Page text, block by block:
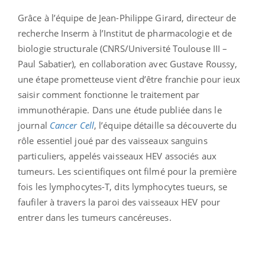
Grâce à l’équipe de Jean-Philippe Girard, directeur de
recherche Inserm à l’Institut de pharmacologie et de
biologie structurale (CNRS/Université Toulouse III –
Paul Sabatier), en collaboration avec Gustave Roussy,
une étape prometteuse vient d’être franchie pour ieux
saisir comment fonctionne le traitement par
immunothérapie. Dans une étude publiée dans le
journal Cancer Cell, l’équipe détaille sa découverte du
rôle essentiel joué par des vaisseaux sanguins
particuliers, appelés vaisseaux HEV associés aux
tumeurs. Les scientifiques ont filmé pour la première
fois les lymphocytes-T, dits lymphocytes tueurs, se
faufiler à travers la paroi des vaisseaux HEV pour
entrer dans les tumeurs cancéreuses.